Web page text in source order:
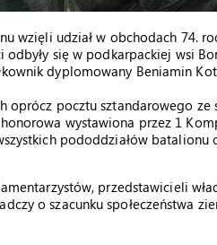
wzięli udział w obchodach 74.
odbyły się w podkarpackiej wsi
dyplomowany Beniamin
oprócz pocztu sztandarowego
wystawiona przez 1
pododdziałów batalionu
przedstawicieli
o szacunku społeczeństwa